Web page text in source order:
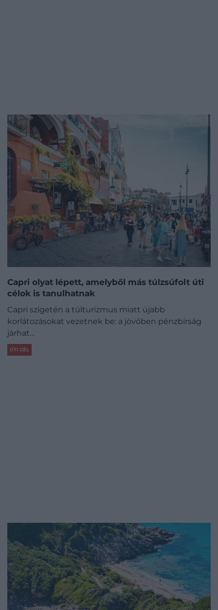
Capri olyat lépett, amelyből más túlzsúfolt úti
célok is tanulhatnak
Capri szigetén a túlturizmus miatt újabb
korlátozásokat vezetnek be: a jövőben pénzbírság
járhat…
ÚTI CÉL